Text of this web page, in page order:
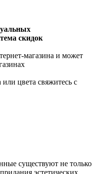
скидок
магазина и может
или цвета свяжитесь с
существуют не только